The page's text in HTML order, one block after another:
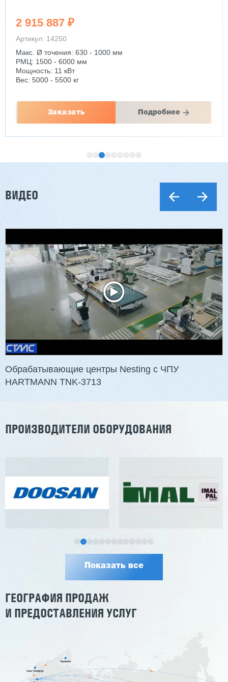
2 915 887 ₽
Артикул: 14250
Макс. Ø точения: 630 - 1000 мм
РМЦ: 1500 - 6000 мм
Мощность: 11 кВт
Вес: 5000 - 5500 кг
Заказать Подробнее
2 451 613 ₽
Артикул: 3090
Длина шпона: 1700 мм
Ширина шпона: 1700 мм
Толщина шпона: 1,0 - 3,0 мм
Масса: 4800 кг
ВИДЕО
Обрабатывающие центры Nesting с ЧПУ
HARTMANN TNK-3713
ПРОИЗВОДИТЕЛИ ОБОРУДОВАНИЯ
Показать все
ГЕОГРАФИЯ ПРОДАЖ
И ПРЕДОСТАВЛЕНИЯ УСЛУГ